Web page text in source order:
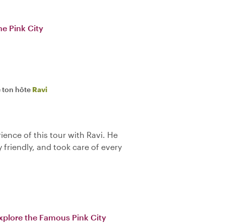
Pink City
ton hôte Ravi
of this tour with Ravi. He
friendly, and took care of every
the Famous Pink City